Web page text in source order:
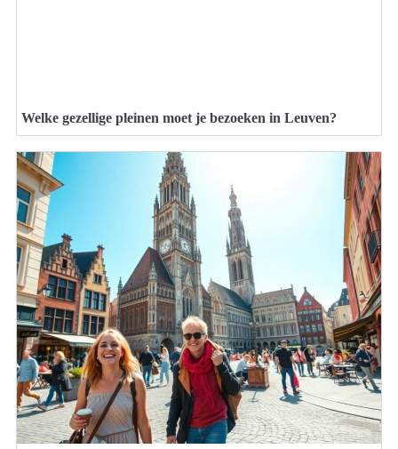
Welke gezellige pleinen moet je bezoeken in Leuven?